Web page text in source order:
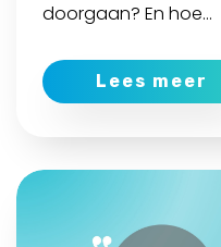
doorgaan? En hoe...
Lees meer